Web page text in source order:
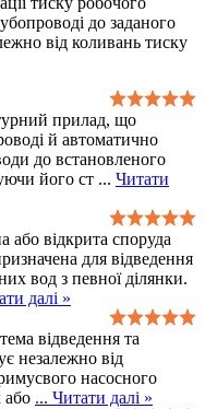
до заданого
від коливань тиску
прилад, що
й автоматично
до встановленого
його ст ... Читати
або відкрита споруда
для відведення
вод з певної ділянки.
далі »
відведення та
незалежно від
насосного
або ... Читати далі »